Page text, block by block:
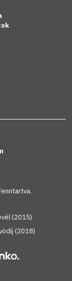
(2015)
(2018)